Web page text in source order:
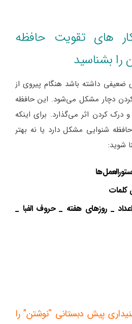
های تقویت حافظه
را بشناسید
ضعیفی داشته باشد هنگام پیروی از
دچار مشکل می‌شود. این حافظه
و درک کردن اثر می‌گذارد. برای اینکه
شنوایی مشکل دارد یا نه بهتر
شوید:
کلمات
_ روزهای هفته _ حروف الفبا _
پیش دبستانی “نوشتن” را